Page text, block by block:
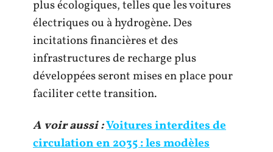
plus écologiques, telles que les voitures
électriques ou à hydrogène. Des
incitations financières et des
infrastructures de recharge plus
développées seront mises en place pour
faciliter cette transition.
A voir aussi :Voitures interdites de
circulation en 2035 : les modèles